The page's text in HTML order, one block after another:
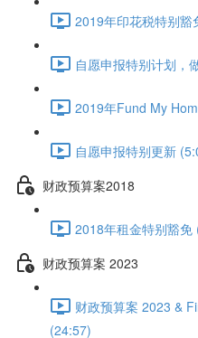
2019年印花税特别豁
自愿申报特别计划，
2019年Fund My
自愿申报特别更新
财政预算案2018
2018年租金特别豁免
财政预算案 2023
财政预算案 2023 &
(24:57)